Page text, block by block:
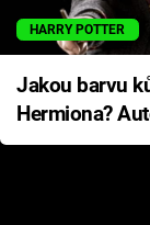
HARRY POTTER
Jakou barvu
Hermiona?
Pottera přišla